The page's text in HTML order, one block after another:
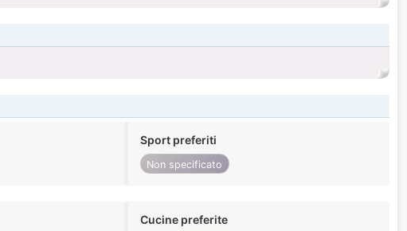
Sport preferiti
Non specificato
Cucine preferite